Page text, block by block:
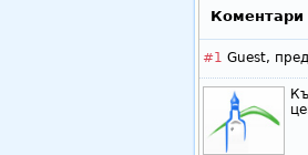
Коментари
#1 Guest,